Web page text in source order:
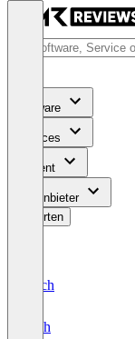
Software
Services
Content
Für Anbieter
Bewerten
Deutsch
English